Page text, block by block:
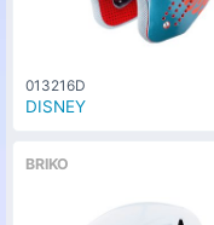
013216D
DISNEY
BRIKO